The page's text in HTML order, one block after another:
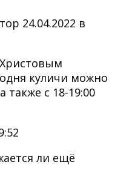
24.04.2022 в
куличи можно
также с 18-19:00
ли ещё